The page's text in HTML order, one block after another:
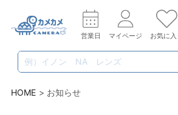
営業日 マイページ お気に入
HOME お知らせ